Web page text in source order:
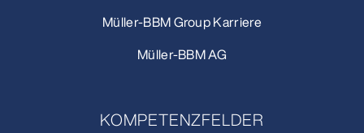
Müller-BBM Group Karriere
Müller-BBM AG
KOMPETENZFELDER